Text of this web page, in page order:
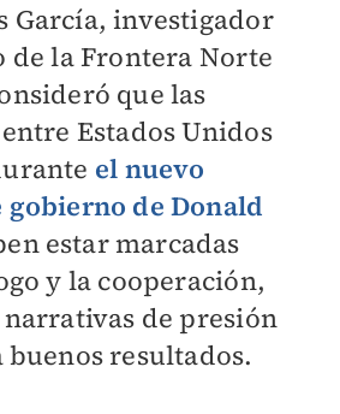
García, investigador
de la Frontera Norte
que las
Estados Unidos
el nuevo
de Donald
estar marcadas
y la cooperación,
de presión
buenos resultados.